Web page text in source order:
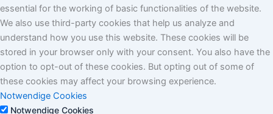
essential for the working of basic functionalities of the website.
We also use third-party cookies that help us analyze and
understand how you use this website. These cookies will be
stored in your browser only with your consent. You also have the
option to opt-out of these cookies. But opting out of some of
these cookies may affect your browsing experience.
Notwendige Cookies
Notwendige Cookies